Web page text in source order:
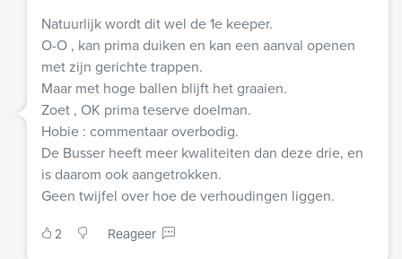
Natuurlijk wordt dit wel de 1e keeper.
O-O , kan prima duiken en kan een aanval openen
met zijn gerichte trappen.
Maar met hoge ballen blijft het graaien.
Zoet , OK prima teserve doelman.
Hobie : commentaar overbodig.
De Busser heeft meer kwaliteiten dan deze drie, en
is daarom ook aangetrokken.
Geen twijfel over hoe de verhoudingen liggen.
2 Reageer